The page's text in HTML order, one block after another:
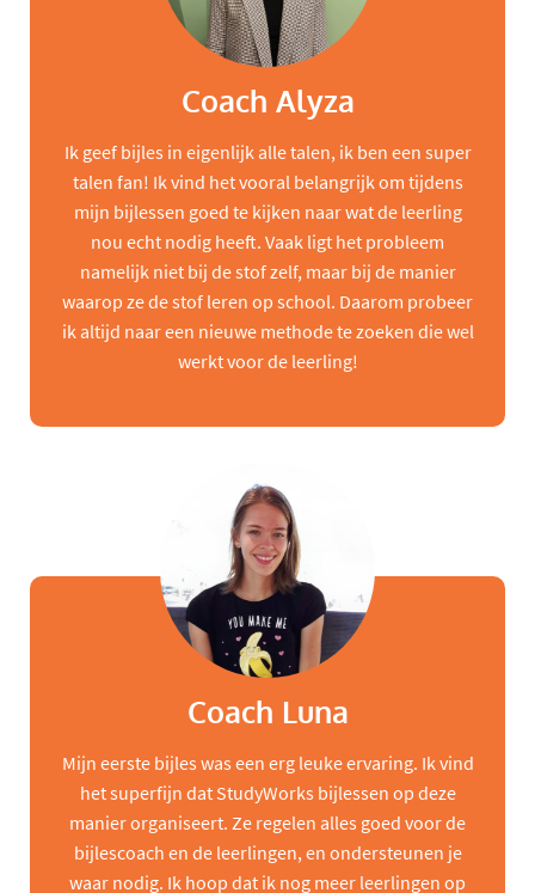
Coach Alyza
Ik geef bijles in eigenlijk alle talen, ik ben een super
talen fan! Ik vind het vooral belangrijk om tijdens
mijn bijlessen goed te kijken naar wat de leerling
nou echt nodig heeft. Vaak ligt het probleem
namelijk niet bij de stof zelf, maar bij de manier
waarop ze de stof leren op school. Daarom probeer
ik altijd naar een nieuwe methode te zoeken die wel
werkt voor de leerling!
Coach Luna
Mijn eerste bijles was een erg leuke ervaring. Ik vind
het superfijn dat StudyWorks bijlessen op deze
manier organiseert. Ze regelen alles goed voor de
bijlescoach en de leerlingen, en ondersteunen je
waar nodig. Ik hoop dat ik nog meer leerlingen op